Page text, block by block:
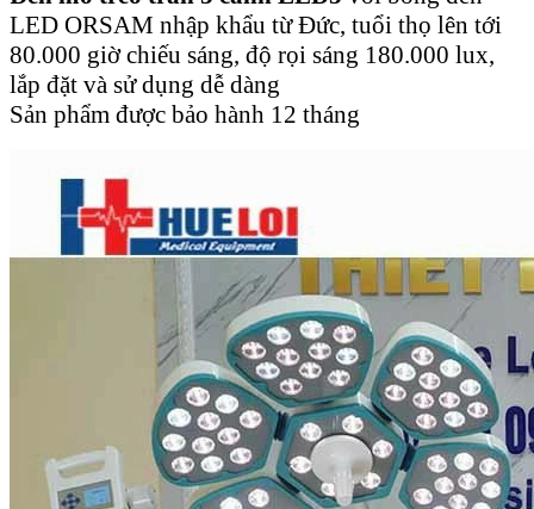
LED ORSAM nhập khẩu từ Đức, tuổi thọ lên tới
80.000 giờ chiếu sáng, độ rọi sáng 180.000 lux,
lắp đặt và sử dụng dễ dàng
Sản phẩm được bảo hành 12 tháng